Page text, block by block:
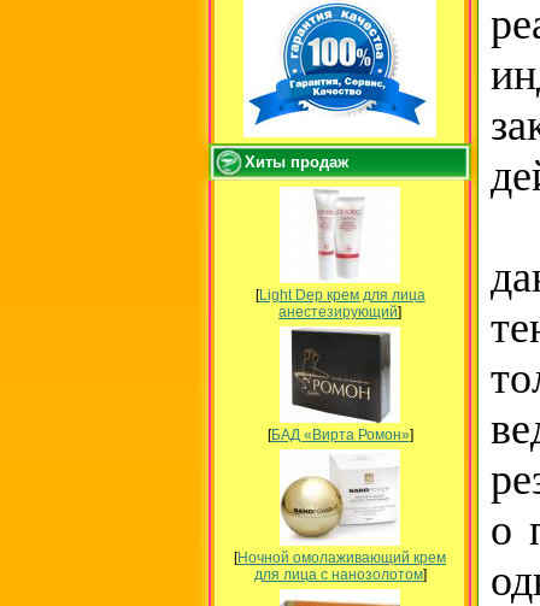
Хиты продаж
[Light Dep крем для лица
анестезирующий]
[БАД «Вирта Ромон»]
[Ночной омолаживающий крем
для лица с нанозолотом]
о